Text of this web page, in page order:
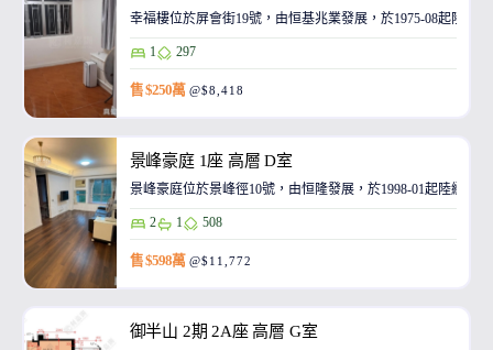
幸福樓位於屏會街19號，由恒基兆業發展，於1975-08起陸續
1 297
售 $250萬 @$8,418
景峰豪庭 1座 高層 D室
景峰豪庭位於景峰徑10號，由恒隆發展，於1998-01起陸續入
2 1 508
售 $598萬 @$11,772
御半山 2期 2A座 高層 G室